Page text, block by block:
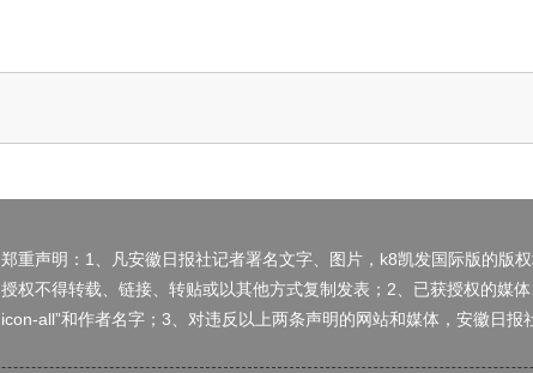
郑重声明：1、凡安徽日报社记者署名文字、图片，k8凯发国际版的版
授权不得转载、链接、转贴或以其他方式复制发表；2、已获授权的媒
icon-all”和作者名字；3、对违反以上两条声明的网站和媒体，安徽日